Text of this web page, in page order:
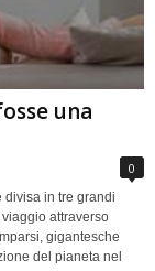
una
0
divisa in tre grandi
attraverso
gigantesche
del pianeta nel